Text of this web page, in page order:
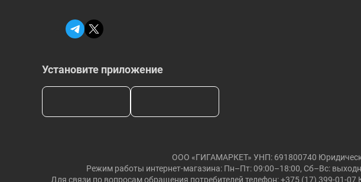
Установите приложение
ООО «ГИГАМАРКЕТ» УНП: 691800740
Режим работы интернет-магазина: Пн–Пт: 09:00–18:00, Сб–Вс:
Для связи по вопросам обращения потребителей телефон: +375 (17) 399-01-